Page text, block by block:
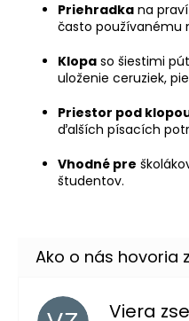
Priehradka na
často používanému
Klopa so šiestimi
uloženie ceruziek,
Priestor pod
ďalších písacích
Vhodné pre
študentov.
Viera